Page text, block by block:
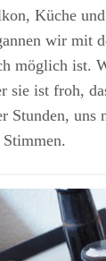
Küche
wir mit
möglich ist.
sie ist froh,
Stunden, uns